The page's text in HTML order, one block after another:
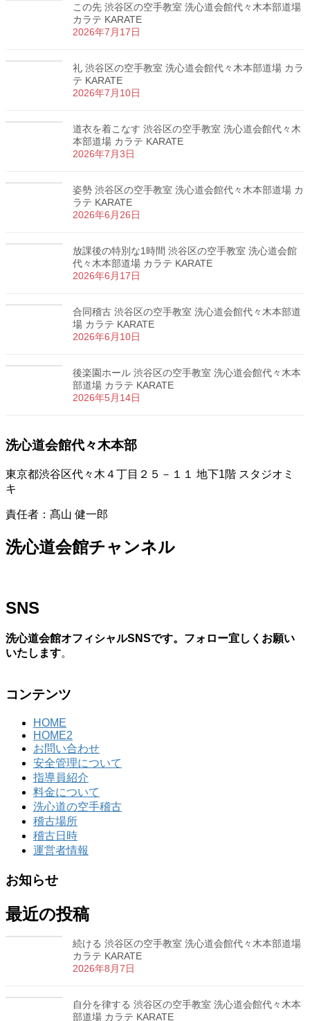
この先 渋谷区の空手教室 洗心道会館代々木本部道場
カラテ KARATE
2026年7月17日
礼 渋谷区の空手教室 洗心道会館代々木本部道場 カラ
テ KARATE
2026年7月10日
道衣を着こなす 渋谷区の空手教室 洗心道会館代々木
本部道場 カラテ KARATE
2026年7月3日
姿勢 渋谷区の空手教室 洗心道会館代々木本部道場 カ
ラテ KARATE
2026年6月26日
放課後の特別な1時間 渋谷区の空手教室 洗心道会館
代々木本部道場 カラテ KARATE
2026年6月17日
合同稽古 渋谷区の空手教室 洗心道会館代々木本部道
場 カラテ KARATE
2026年6月10日
後楽園ホール 渋谷区の空手教室 洗心道会館代々木本
部道場 カラテ KARATE
2026年5月14日
洗心道会館代々木本部
東京都渋谷区代々木４丁目２５－１１ 地下1階 スタジオミ
キ
責任者：髙山 健一郎
洗心道会館チャンネル
SNS
洗心道会館オフィシャルSNSです。フォロー宜しくお願い
いたします。
コンテンツ
HOME
HOME2
お問い合わせ
安全管理について
指導員紹介
料金について
洗心道の空手稽古
稽古場所
稽古日時
運営者情報
お知らせ
最近の投稿
続ける 渋谷区の空手教室 洗心道会館代々木本部道場
カラテ KARATE
2026年8月7日
自分を律する 渋谷区の空手教室 洗心道会館代々木本
部道場 カラテ KARATE